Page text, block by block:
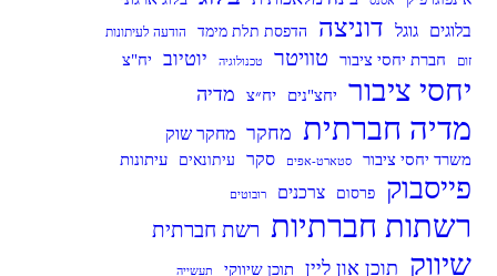
בלוגים
גוגל דוניצה הדפסת תלת מימד
הודעה לעיתונות
זום
חברת יחסי ציבור טוויטר טכנולוגיה יוטיוב יח"צ
יחסי ציבור יחצ"נים יח״צ מדיה
מדיה חברתית מחקר מחקר שוק
משרד יחסי ציבור סטארט-אפים סקר עיתונאים עיתונות
פייסבוק פרסום צרכנים רובוטים
רשתות חברתיות רשת חברתית
שיווק תוכן און ליין תוכן שיווקי תעשייה